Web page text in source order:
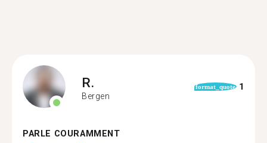
R.
Bergen
format_quote 1
PARLE COURAMMENT